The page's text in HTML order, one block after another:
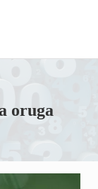
oruga